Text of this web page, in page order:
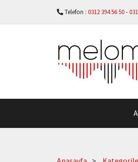
Telefon : 0312 394 56 50-